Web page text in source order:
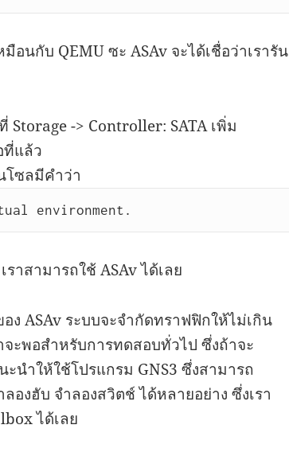
อนกับ QEMU ซะ ASAv จะได้เชื่อว่าเรารัน
Storage -> Controller: SATA เพิ่ม
ที่แล้ว
โซลมีคำว่า
environment.
าสามารถใช้ ASAv ได้เลย
ง ASAv ระบบจะจำกัดทราฟฟิกให้ไม่เกิน
ะพอสำหรับการทดสอบทั่วไป ซึ่งถ้าจะ
นำให้ใช้โปรแกรม GNS3 ซึ่งสามารถ
ลองฮับ จำลองสวิตช์ ได้หลายอย่าง ซึ่งเรา
ได้เลย